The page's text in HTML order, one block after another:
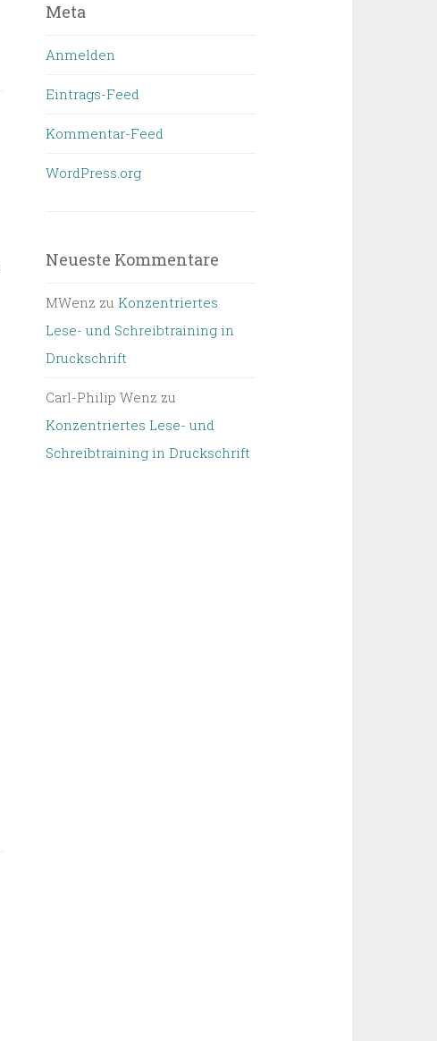
Meta
Anmelden
Eintrags-Feed
Kommentar-Feed
WordPress.org
Neueste Kommentare
MWenz zu Konzentriertes
Lese- und Schreibtraining in
Druckschrift
Carl-Philip Wenz zu
Konzentriertes Lese- und
Schreibtraining in Druckschrift